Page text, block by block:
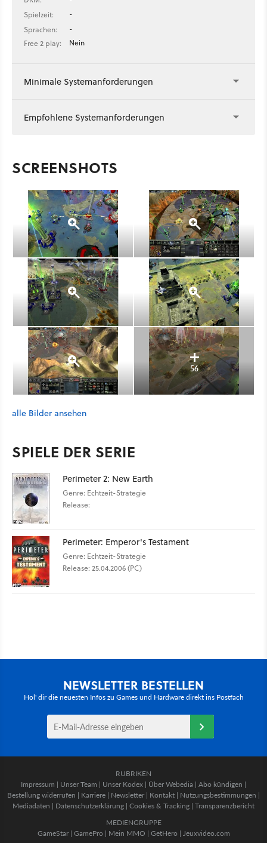
Spielzeit:
-
Sprachen:
-
Free 2 play:
Nein
Minimale Systemanforderungen
Empfohlene Systemanforderungen
SCREENSHOTS
56
alle Bilder ansehen
SPIELE DER SERIE
Perimeter 2: New Earth
Genre: Echtzeit-Strategie
Release:
Perimeter: Emperor's Testament
Genre: Echtzeit-Strategie
Release: 25.04.2006 (PC)
NEWSLETTER BESTELLEN
Hol' dir die neuesten Infos zu Games und Hardware direkt ins Postfach
RUBRIKEN
Impressum | Unser Team | Unser Kodex | Über Webedia | Abo kündigen |
Bestellung widerrufen | Karriere | Newsletter | Kontakt | Nutzungsbestimmungen |
Mediadaten | Datenschutzerklärung | Cookies & Tracking | Transparenzbericht
MEDIENGRUPPE
GameStar| GamePro | Mein MMO | GetHero | Jeuxvideo.com